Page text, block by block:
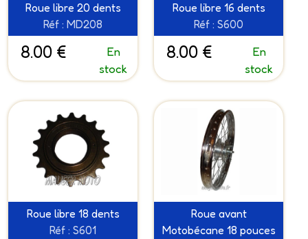
Roue libre 20 dents
Réf : MD208
8.00 €
En
stock
Roue libre 16 dents
Réf : S600
8.00 €
En
stock
Roue libre 18 dents
Réf : S601
Roue avant
Motobécane 18 pouces